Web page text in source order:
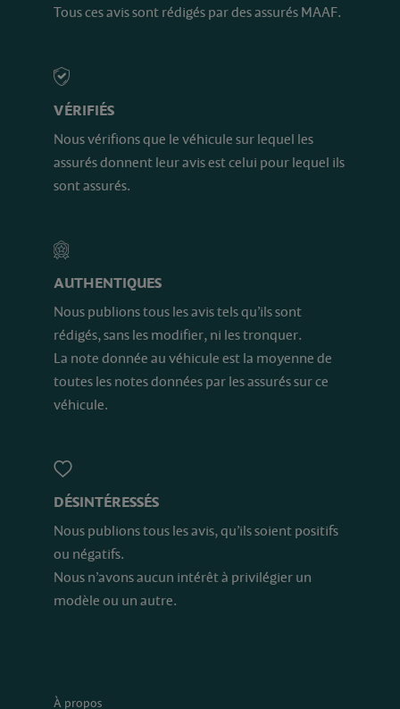
Tous ces avis sont rédigés par des assurés MAAF.
VÉRIFIÉS
Nous vérifions que le véhicule sur lequel les
assurés donnent leur avis est celui pour lequel ils
sont assurés.
AUTHENTIQUES
Nous publions tous les avis tels qu’ils sont
rédigés, sans les modifier, ni les tronquer.
La note donnée au véhicule est la moyenne de
toutes les notes données par les assurés sur ce
véhicule.
DÉSINTÉRESSÉS
Nous publions tous les avis, qu’ils soient positifs
ou négatifs.
Nous n’avons aucun intérêt à privilégier un
modèle ou un autre.
À propos